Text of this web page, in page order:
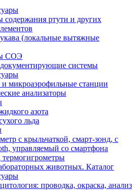
содержания ртути и других
(локальные вытяжные
СОЭ
системы
микроаэрофильные станции
анализаторы
азота
льда
с крыльчаткой, смарт-зонд, с
управляемый со смартфона
животных. Каталог
проводка, окраска, анализ